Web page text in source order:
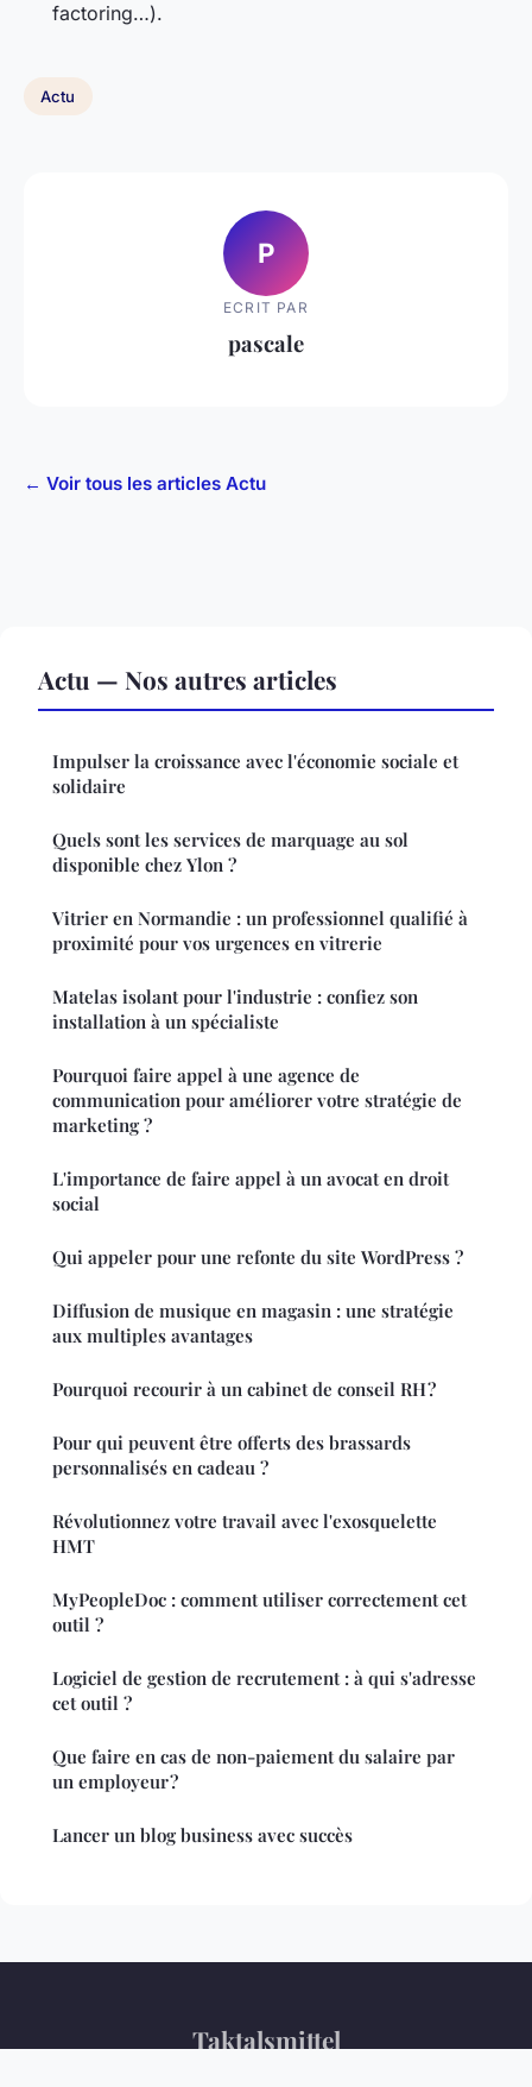
factoring…).
Actu
P
ECRIT PAR
pascale
← Voir tous les articles Actu
Actu — Nos autres articles
Impulser la croissance avec l'économie sociale et
solidaire
Quels sont les services de marquage au sol
disponible chez Ylon ?
Vitrier en Normandie : un professionnel qualifié à
proximité pour vos urgences en vitrerie
Matelas isolant pour l'industrie : confiez son
installation à un spécialiste
Pourquoi faire appel à une agence de
communication pour améliorer votre stratégie de
marketing ?
L'importance de faire appel à un avocat en droit
social
Qui appeler pour une refonte du site WordPress ?
Diffusion de musique en magasin : une stratégie
aux multiples avantages
Pourquoi recourir à un cabinet de conseil RH ?
Pour qui peuvent être offerts des brassards
personnalisés en cadeau ?
Révolutionnez votre travail avec l'exosquelette
HMT
MyPeopleDoc : comment utiliser correctement cet
outil ?
Logiciel de gestion de recrutement : à qui s'adresse
cet outil ?
Que faire en cas de non-paiement du salaire par
un employeur ?
Lancer un blog business avec succès
Taktalsmittel